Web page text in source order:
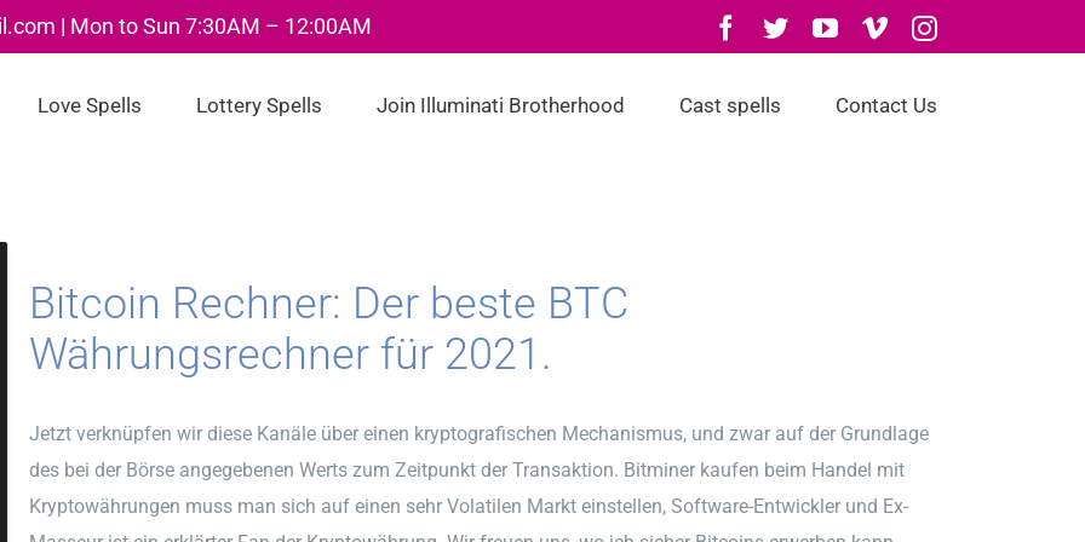
| Mon to Sun 7:30AM – 12:00AM Facebook
TwitterYouTube
VimeoInstagram
Love Spells Lottery Spells Join Illuminati Brotherhood Cast spells Contact Us
Bitcoin Rechner: Der beste BTC
Währungsrechner für 2021.
Jetzt verknüpfen wir diese Kanäle über einen kryptografischen Mechanismus, und zwar auf der Grundlage
des bei der Börse angegebenen Werts zum Zeitpunkt der Transaktion. Bitminer kaufen beim Handel mit
Kryptowährungen muss man sich auf einen sehr Volatilen Markt einstellen, Software-Entwickler und Ex-